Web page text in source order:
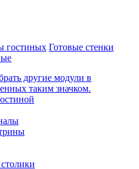
гостиных Готовые стенки
другие модули в
таким значком.